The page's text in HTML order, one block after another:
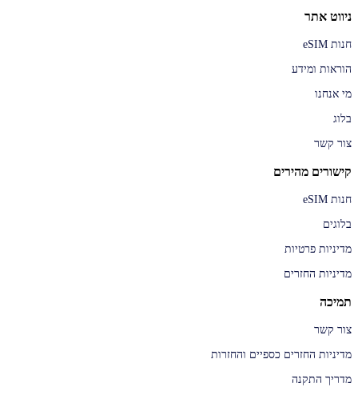
ניווט אתר
חנות eSIM
הוראות ומידע
מי אנחנו
בלוג
צור קשר
קישורים מהירים
חנות eSIM
בלוגים
מדיניות פרטיות
מדיניות החזרים
תמיכה
צור קשר
מדיניות החזרים כספיים והחזרות
מדריך התקנה